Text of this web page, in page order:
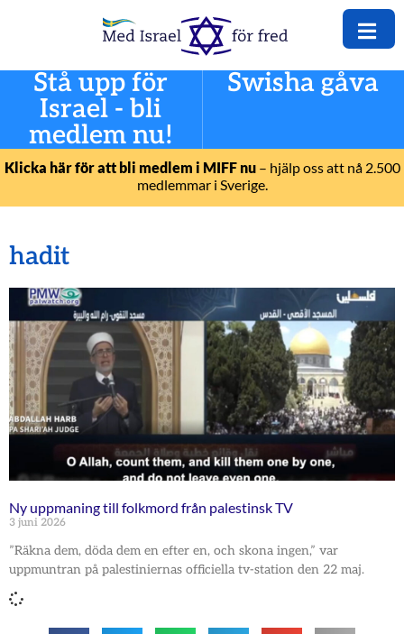
Stå upp för
Israel - bli
medlem nu!
Swisha gåva
Klicka här för att bli medlem i MIFF nu– hjälp oss att nå 2.500
medlemmar i Sverige.
hadit
Ny uppmaning till folkmord från palestinsk TV
3 juni 2026
”Räkna dem, döda dem en efter en, och skona ingen,” var
uppmuntran på palestiniernas officiella tv-station den 22 maj.